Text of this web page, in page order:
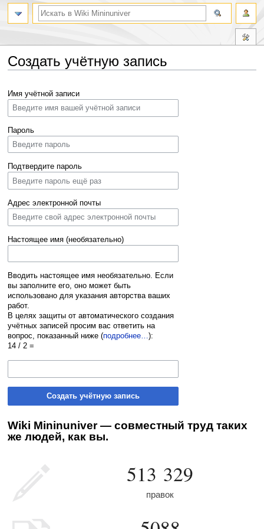
Создать учётную запись
к
навигации
к
поиску
Имя учётной записи
Пароль
Подтвердите пароль
Адрес электронной почты
Настоящее имя (необязательно)
Вводить настоящее имя необязательно. Если
вы заполните его, оно может быть
использовано для указания авторства ваших
работ.
В целях защиты от автоматического создания
учётных записей просим вас ответить на
вопрос, показанный ниже (подробнее…):
14 / 2 =
Создать учётную запись
Wiki Mininuniver — совместный труд таких
же людей, как вы.
513 329
правок